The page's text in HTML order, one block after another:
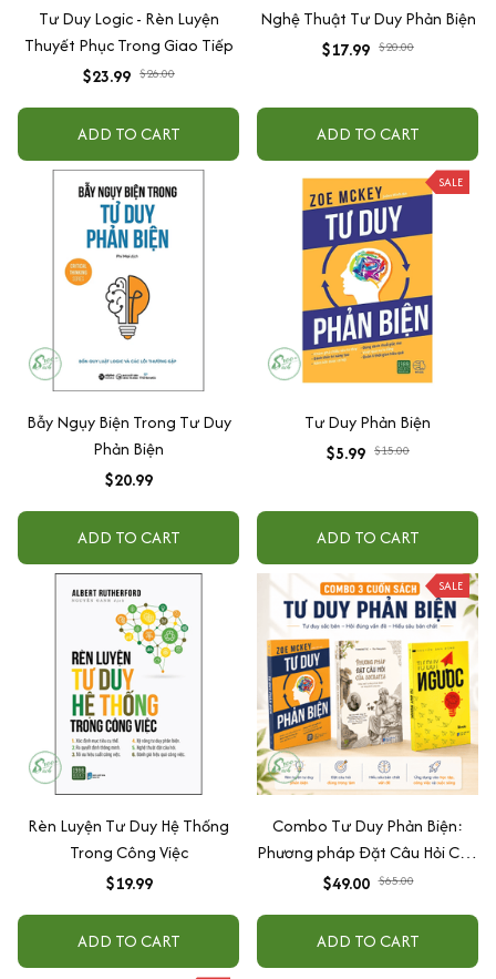
Tư Duy Logic - Rèn Luyện
Thuyết Phục Trong Giao Tiếp
$23.99 $26.00
ADD TO CART
Nghệ Thuật Tư Duy Phản Biện
$17.99 $20.00
ADD TO CART
Bẫy Ngụy Biện Trong Tư Duy
Phản Biện
$20.99
ADD TO CART
SALE
Tư Duy Phản Biện
$5.99 $15.00
ADD TO CART
Rèn Luyện Tư Duy Hệ Thống
Trong Công Việc
$19.99
ADD TO CART
SALE
Combo Tư Duy Phản Biện:
Phương pháp Đặt Câu Hỏi Của
Socrates + Tư duy phản biện +
$49.00 $65.00
ADD TO CART